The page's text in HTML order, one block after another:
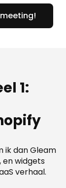
1:
ik dan Gleam
widgets
verhaal.